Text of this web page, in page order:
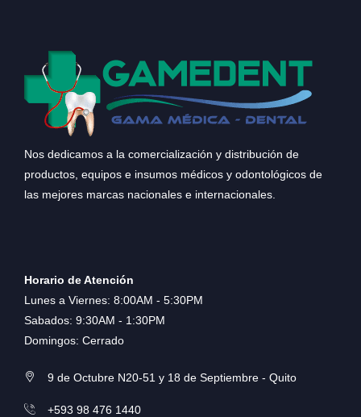
Nos dedicamos a la comercialización y distribución de
productos, equipos e insumos médicos y odontológicos de
las mejores marcas nacionales e internacionales.
Horario de Atención
Lunes a Viernes: 8:00AM - 5:30PM
Sabados: 9:30AM - 1:30PM
Domingos: Cerrado
9 de Octubre N20-51 y 18 de Septiembre - Quito
+593 98 476 1440